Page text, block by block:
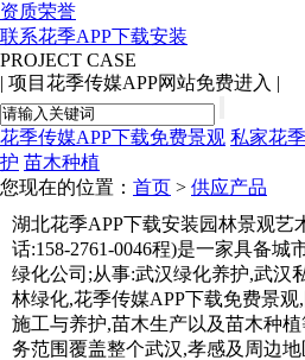
资质荣誉
联系花季APP下载安装
PROJECT CASE
| 项目花季传媒APP网站免费进入 |
花季传媒APP下载免费景观 私家花
护 苗木种植
您现在的位置： 首页 > 供应产品
湖北花季APP下载安装园林景观艺
话:158-2761-0046程)是一家具备城
绿化公司;从事:武汉绿化养护,武汉
林绿化,花季传媒APP下载免费景
施工与养护,苗木生产以及苗木种
务范围覆盖整个武汉,孝感及周边